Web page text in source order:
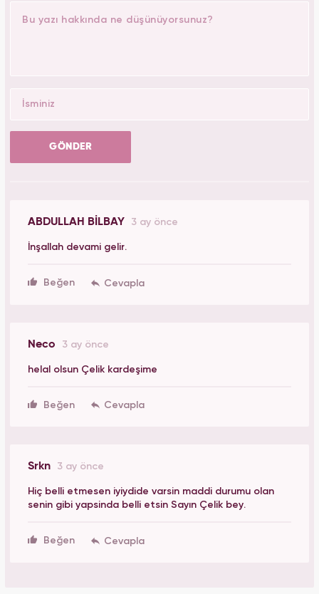
GÖNDER
ABDULLAH BİLBAY 3 ay önce
İnşallah devami gelir.
Beğen
Neco 3 ay önce
helal olsun Çelik kardeşime
Beğen
Srkn 3 ay önce
Hiç belli etmesen iyiydide varsin maddi durumu olan
senin gibi yapsinda belli etsin Sayın Çelik bey.
Beğen